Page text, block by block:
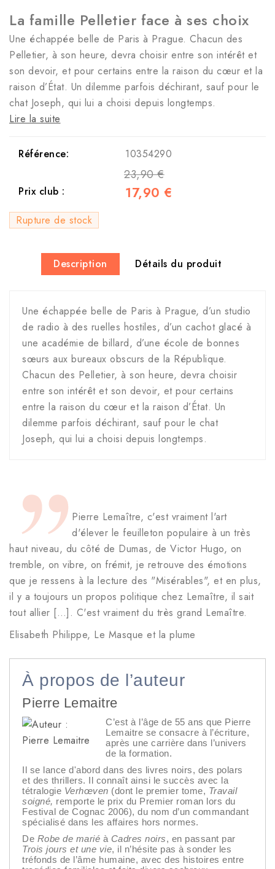
La famille Pelletier face à ses choix
Une échappée belle de Paris à Prague. Chacun des
Pelletier, à son heure, devra choisir entre son intérêt et
son devoir, et pour certains entre la raison du cœur et la
raison d’État. Un dilemme parfois déchirant, sauf pour le
chat Joseph, qui lui a choisi depuis longtemps.
Lire la suite
Référence: 10354290
23,90 €
Prix club : 17,90 €
Rupture de stock
Description Détails du produit
Une échappée belle de Paris à Prague, d’un studio
de radio à des ruelles hostiles, d’un cachot glacé à
une académie de billard, d’une école de bonnes
sœurs aux bureaux obscurs de la République.
Chacun des Pelletier, à son heure, devra choisir
entre son intérêt et son devoir, et pour certains
entre la raison du cœur et la raison d’État. Un
dilemme parfois déchirant, sauf pour le chat
Joseph, qui lui a choisi depuis longtemps.
Pierre Lemaître, c'est vraiment l'art
d'élever le feuilleton populaire à un très
haut niveau, du côté de Dumas, de Victor Hugo, on
tremble, on vibre, on frémit, je retrouve des émotions
que je ressens à la lecture des "Misérables", et en plus,
il y a toujours un propos politique chez Lemaître, il sait
tout allier […]. C'est vraiment du très grand Lemaître.
Elisabeth Philippe, Le Masque et la plume
À propos de l’auteur
Pierre Lemaitre
C’est à l’âge de 55 ans que Pierre
Lemaitre se consacre à l’écriture,
après une carrière dans l’univers
de la formation.
Il se lance d'abord dans des livres noirs, des polars
et des thrillers. Il connaît ainsi le succès avec la
tétralogie Verhœven (dont le premier tome, Travail
soigné, remporte le prix du Premier roman lors du
Festival de Cognac 2006), du nom d’un commandant
spécialisé dans les affaires hors normes.
De Robe de marié à Cadres noirs, en passant par
Trois jours et une vie, il n’hésite pas à sonder les
tréfonds de l’âme humaine, avec des histoires entre